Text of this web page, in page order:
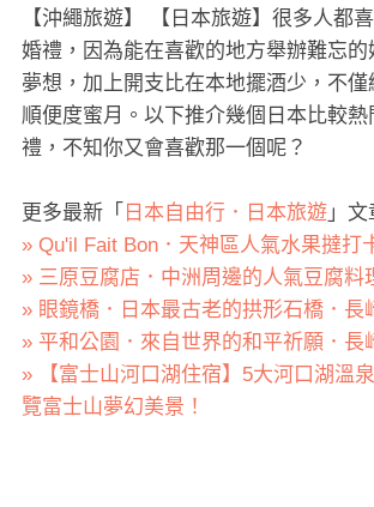
【沖繩旅遊】 【日本旅遊】很多人都
婚禮，因為能在喜歡的地方舉辦難忘
夢想，加上開支比在本地擺酒少，不
順便度蜜月。以下推介幾個日本比較
禮，不知你又會喜歡那一個呢？
更多最新「 日本自由行．日本旅遊 」文
» Qu'il Fait Bon．天神區人氣水果撻打
» 三原豆腐店．中洲周邊的人氣豆腐料
» 眼鏡橋．日本最古老的拱形石橋．長
» 平和公園．來自世界的和平祈願．長
» 【富士山河口湖住宿】5大河口湖溫
覽富士山夢幻美景！